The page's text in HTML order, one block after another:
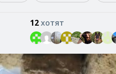
12хотят